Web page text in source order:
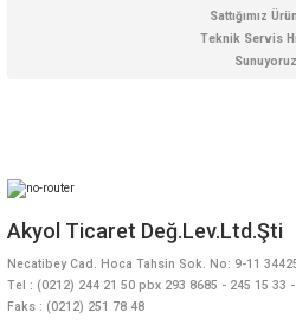
Sattığımız
Teknik Servis
Sunuyoruz
Akyol Ticaret Değ.Lev.Ltd.Şti
Necatibey Cad. Hoca Tahsin Sok. No: 9-11
Tel : (0212) 244 21 50 pbx 293 8685 - 245 15 33
Faks : (0212) 251 78 48